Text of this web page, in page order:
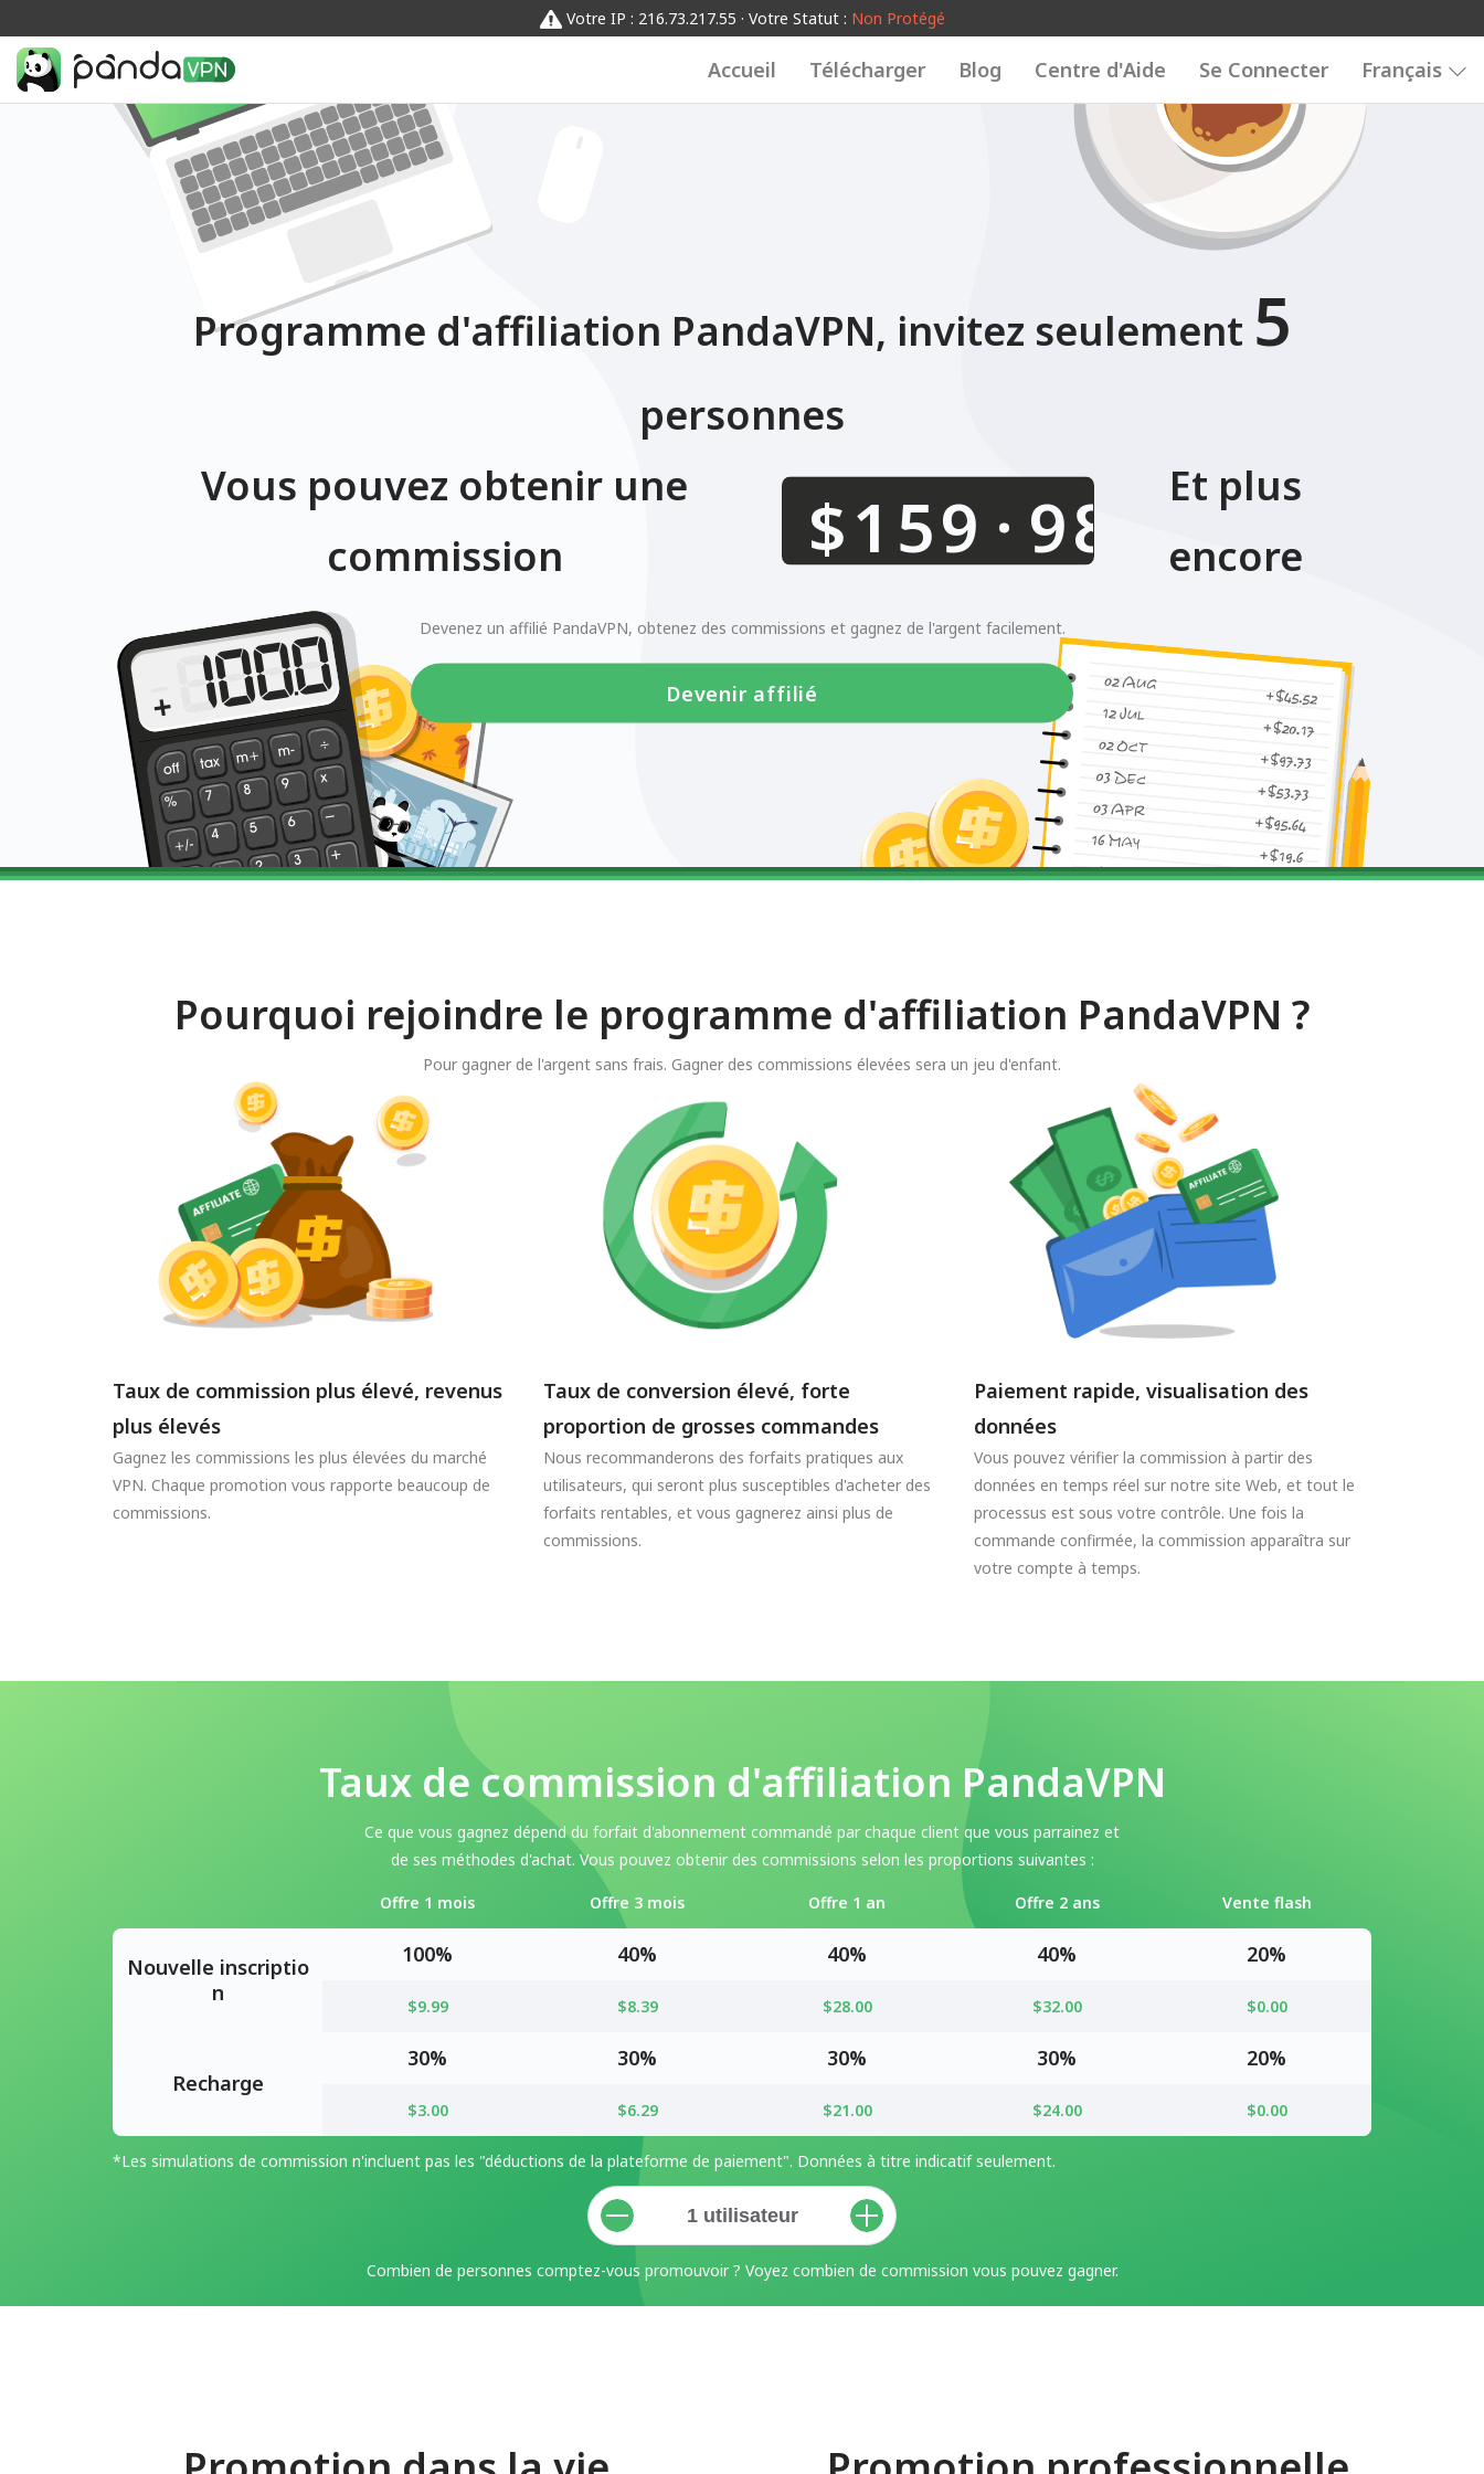
Votre IP : 216.73.217.55 · Votre Statut : Non Protégé
Accueil Télécharger Blog Centre d'Aide Se Connecter Français
Programme d'affiliation PandaVPN, invitez seulement 5
personnes
Vous pouvez obtenir une
commission
$
01234567890123456789.0123456789
Et plus
encore
Devenez un affilié PandaVPN, obtenez des commissions et gagnez de l'argent facilement.
Devenir affilié
Pourquoi rejoindre le programme d'affiliation PandaVPN ?
Pour gagner de l'argent sans frais. Gagner des commissions élevées sera un jeu d'enfant.
Taux de commission plus élevé, revenus
plus élevés
Gagnez les commissions les plus élevées du marché
VPN. Chaque promotion vous rapporte beaucoup de
commissions.
Taux de conversion élevé, forte
proportion de grosses commandes
Nous recommanderons des forfaits pratiques aux
utilisateurs, qui seront plus susceptibles d'acheter des
forfaits rentables, et vous gagnerez ainsi plus de
commissions.
Paiement rapide, visualisation des
données
Vous pouvez vérifier la commission à partir des
données en temps réel sur notre site Web, et tout le
processus est sous votre contrôle. Une fois la
commande confirmée, la commission apparaîtra sur
votre compte à temps.
Taux de commission d'affiliation PandaVPN
Ce que vous gagnez dépend du forfait d'abonnement commandé par chaque client que vous parrainez et
de ses méthodes d'achat. Vous pouvez obtenir des commissions selon les proportions suivantes :
Offre 1 mois Offre 3 mois Offre 1 an Offre 2 ans Vente flash
Nouvelle inscriptio
n
100% 40% 40% 40% 20%
$9.99 $8.39 $28.00 $32.00 $0.00
Recharge
30% 30% 30% 30% 20%
$3.00 $6.29 $21.00 $24.00 $0.00
*Les simulations de commission n'incluent pas les "déductions de la plateforme de paiement". Données à titre indicatif seulement.
Combien de personnes comptez-vous promouvoir ? Voyez combien de commission vous pouvez gagner.